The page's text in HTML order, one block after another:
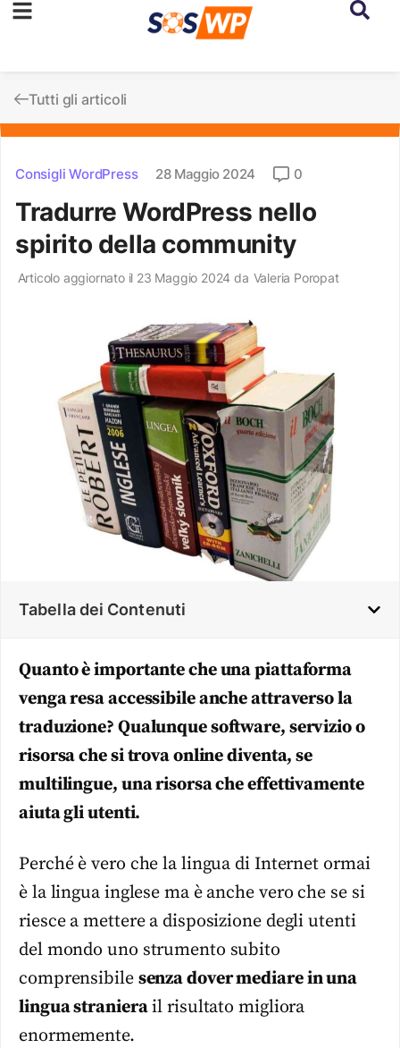
Tutti gli articoli
Consigli WordPress 28 Maggio 2024 0
Tradurre WordPress nello
spirito della community
Articolo aggiornato il 23 Maggio 2024 da Valeria Poropat
Tabella dei Contenuti
Quanto è importante che una piattaforma
venga resa accessibile anche attraverso la
traduzione? Qualunque software, servizio o
risorsa che si trova online diventa, se
multilingue, una risorsa che effettivamente
aiuta gli utenti.
Perché è vero che la lingua di Internet ormai
è la lingua inglese ma è anche vero che se si
riesce a mettere a disposizione degli utenti
del mondo uno strumento subito
comprensibile senza dover mediare in una
lingua stranierail risultato migliora
enormemente.